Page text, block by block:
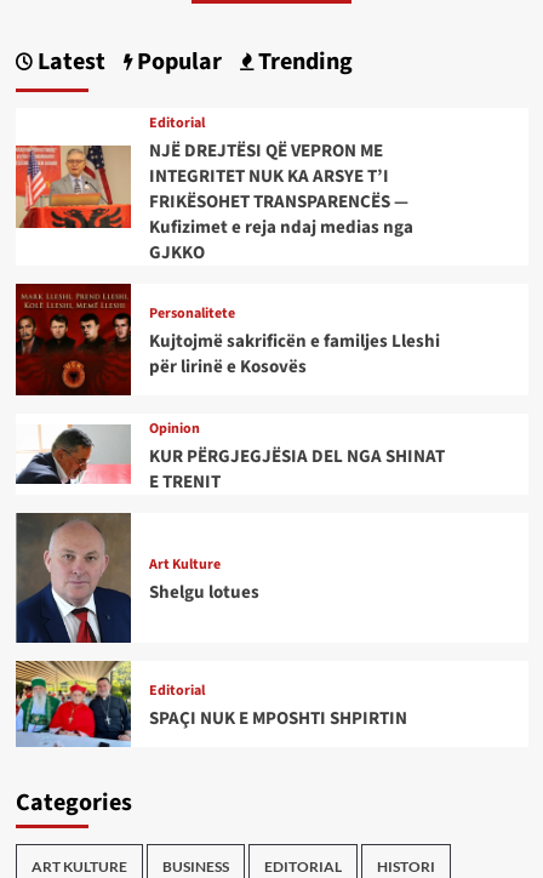
Latest Popular Trending
Editorial
NJË DREJTËSI QË VEPRON ME
INTEGRITET NUK KA ARSYE T’I
FRIKËSOHET TRANSPARENCËS —
Kufizimet e reja ndaj medias nga
GJKKO
Personalitete
Kujtojmë sakrificën e familjes Lleshi
për lirinë e Kosovës
Opinion
KUR PËRGJEGJËSIA DEL NGA SHINAT
E TRENIT
Art Kulture
Shelgu lotues
Editorial
SPAÇI NUK E MPOSHTI SHPIRTIN
Categories
ART KULTURE BUSINESS EDITORIAL HISTORI